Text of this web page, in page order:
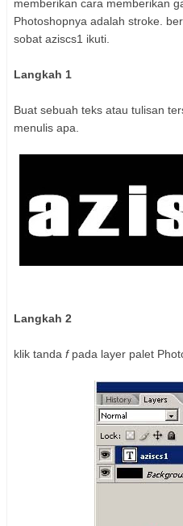
memberikan cara memberikan
Photoshopnya adalah stroke.
sobat aziscs1 ikuti.
Langkah 1
Buat sebuah teks atau tulisan
menulis apa.
Langkah 2
klik tanda fpada layer palet